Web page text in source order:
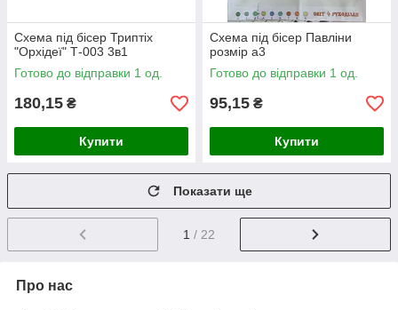
Схема під бісер Триптіх
"Орхідеї" Т-003 3в1
Готово до відправки 1 од.
180,15 ₴
Купити
Схема під бісер Павліни
розмір а3
Готово до відправки 1 од.
95,15 ₴
Купити
Показати ще
1 / 22
Про нас